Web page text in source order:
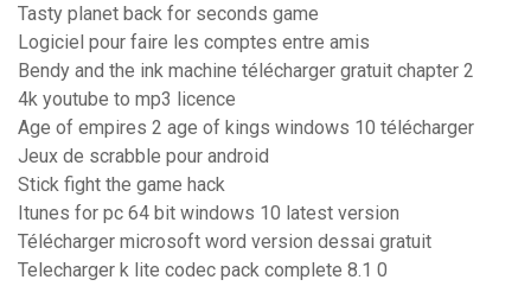
Tasty planet back for seconds game
Logiciel pour faire les comptes entre amis
Bendy and the ink machine télécharger gratuit chapter 2
4k youtube to mp3 licence
Age of empires 2 age of kings windows 10 télécharger
Jeux de scrabble pour android
Stick fight the game hack
Itunes for pc 64 bit windows 10 latest version
Télécharger microsoft word version dessai gratuit
Telecharger k lite codec pack complete 8.1 0